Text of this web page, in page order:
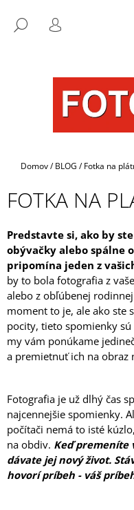
obsah HĽADAŤ
PRIHLÁSENIE
Domov/ BLOG / Fotka na
FOTKA NA
Predstavte si, ako by
obývačky alebo spálne
pripomína jeden z
by to bola fotografia z
alebo z obľúbenej
moment to je, ale ako ste
pocity, tieto spomienky
my vám ponúkame
a premietnuť ich na obraz
Fotografia je už dlhý čas
najcennejšie spomienky.
počítači nemá to isté
na obdiv. Keď premeníte
dávate jej nový život.
hovorí príbeh - váš
SPÄŤ
SPÄŤ
R
B
J
E
T
E
N
Á
J
S
?
HĽADAŤ
FOTOpošta